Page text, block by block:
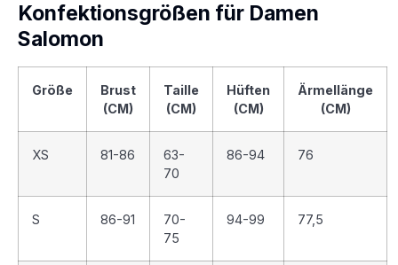
Konfektionsgrößen für Damen
Salomon
Größe
Brust
(CM)
Taille
(CM)
Hüften
(CM)
Ärmellänge
(CM)
XS 81-86
63-
70
86-94 76
S 86-91
70-
75
94-99 77,5